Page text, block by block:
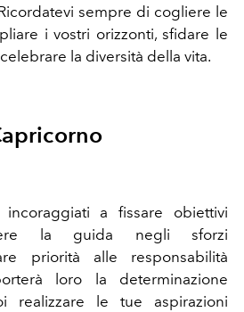
sempre di cogliere le
i vostri orizzonti, sfidare le
la diversità della vita.
a fissare obiettivi
la guida negli sforzi
priorità alle responsabilità
loro la determinazione
realizzare le tue aspirazioni